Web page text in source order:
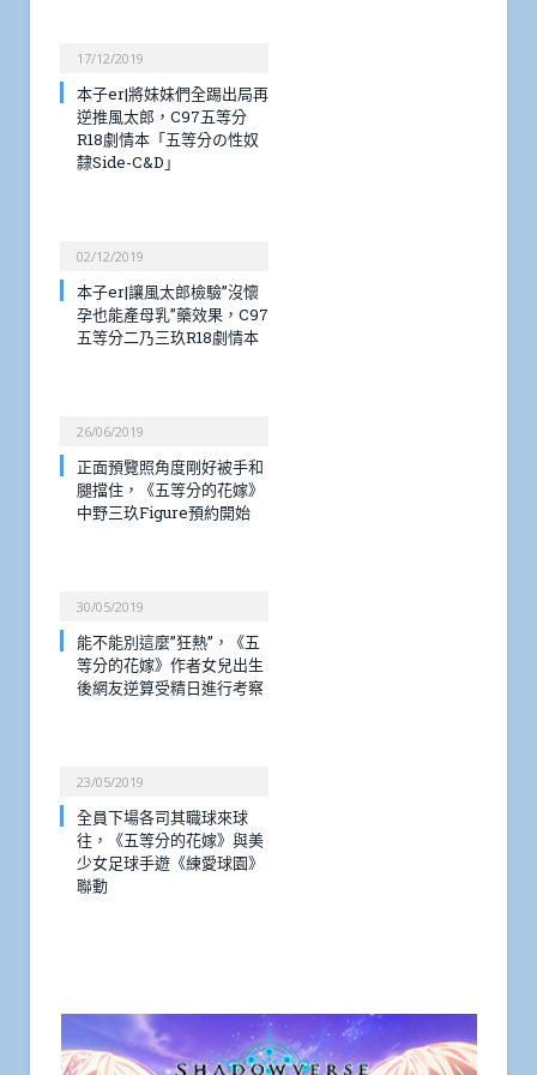
17/12/2019
本子er|將妹妹們全踢出局再
逆推風太郎，C97五等分
R18劇情本「五等分の性奴
隸Side-C&D」
02/12/2019
本子er|讓風太郎檢驗”沒懷
孕也能產母乳”藥效果，C97
五等分二乃三玖R18劇情本
26/06/2019
正面預覽照角度剛好被手和
腿擋住，《五等分的花嫁》
中野三玖Figure預約開始
30/05/2019
能不能別這麼”狂熱”，《五
等分的花嫁》作者女兒出生
後網友逆算受精日進行考察
23/05/2019
全員下場各司其職球來球
往，《五等分的花嫁》與美
少女足球手遊《練愛球園》
聯動